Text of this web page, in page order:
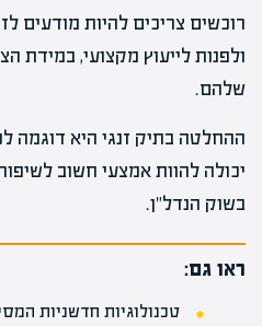
רוכשים צריכים להיות מודעים
ולפנות לייעוץ מקצועי, במידת
שלהם.
ההחלטה בתיק זנגי היא
יכולה להוות אמצעי חשוב
בשוק הנדל"ן.
ראו גם:
טכנולוגיות חדשניות